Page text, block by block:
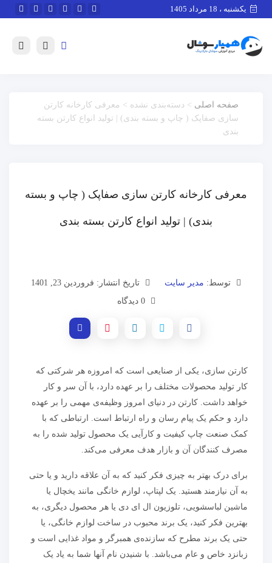
یکشنبه ، 18 مرداد 1405
صفحه اصلی > دسته‌بندی نشده > معرفی کارخانه کارتن
سازی صفاپک ( چاپ و بسته بندی) | تولید انواع کارتن بسته
بندی
معرفی کارخانه کارتن سازی صفاپک ( چاپ و بسته
بندی) | تولید انواع کارتن بسته بندی
توسط: مدیر سایت
تاریخ انتشار: فروردین 23, 1401
0 دیدگاه
کارتن سازی، یکی از صنایعی است که امروزه هر شرکتی که
کار تولید محصولات مختلف را بر عهده دارد، با آن سر و کار
خواهد داشت. کارتن در دنیای امروز وظیفه‌ی مهمی را بر عهده
دارد و حکم یک پیام رسان و راه ارتباط است. ارتباطی که با
کمک صنعت چاپ کیفیت و کارآیی یک محصول تولید شده را به
مصرف کنندگان آن و بازار هدف معرفی می‌کند.
برای درک بهتر به چیزی فکر کنید که به آن علاقه دارید و یا حتی
به آن نیازمند هستید. یک لپتاپ، لوازم خانگی مانند یخچال یا
ماشین لباسشویی، تلوزیون ال ای دی یا هر محصول دیگری، به
بهترین فکر کنید، یک برند محبوب در ساخت لوازم خانگی، یا
حتی یک برند مطرح که سازنده‌ی همبرگر و مواد غذایی است و
زبانزد خاص و عام می‌باشد. با شنیدن نام آنها شما به یاد یک